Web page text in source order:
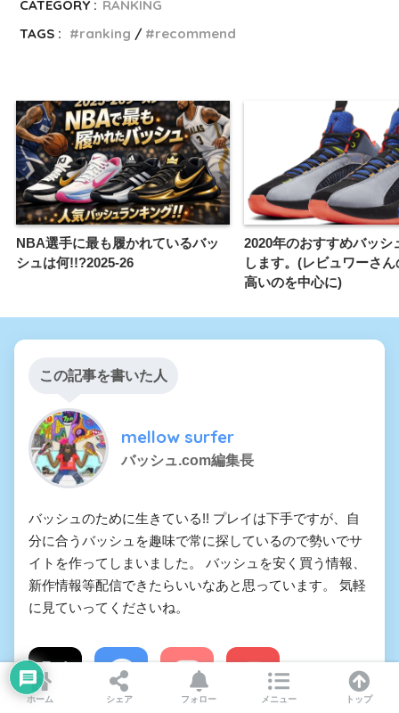
CATEGORY : RANKING
TAGS :
ranking recommend
NBA選手に最も履かれているバッ
シュは何!!?2025-26
2020年のおすすめバッシ
します。(レビュワーさ
高いのを中心に)
この記事を書いた人
mellow surfer
バッシュ.com編集長
バッシュのために生きている!! プレイは下手ですが、自
分に合うバッシュを趣味で常に探しているので勢いでサ
イトを作ってしまいました。 バッシュを安く買う情報、
新作情報等配信できたらいいなあと思っています。 気軽
に見ていってくださいね。
ホーム シェア フォロー メニュー トップ